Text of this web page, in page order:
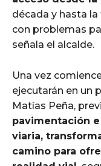
década y hasta
con problemas
señala el alcalde.
Una vez
ejecutarán en un
Matías Peña,
pavimentación
viaria,
camino para